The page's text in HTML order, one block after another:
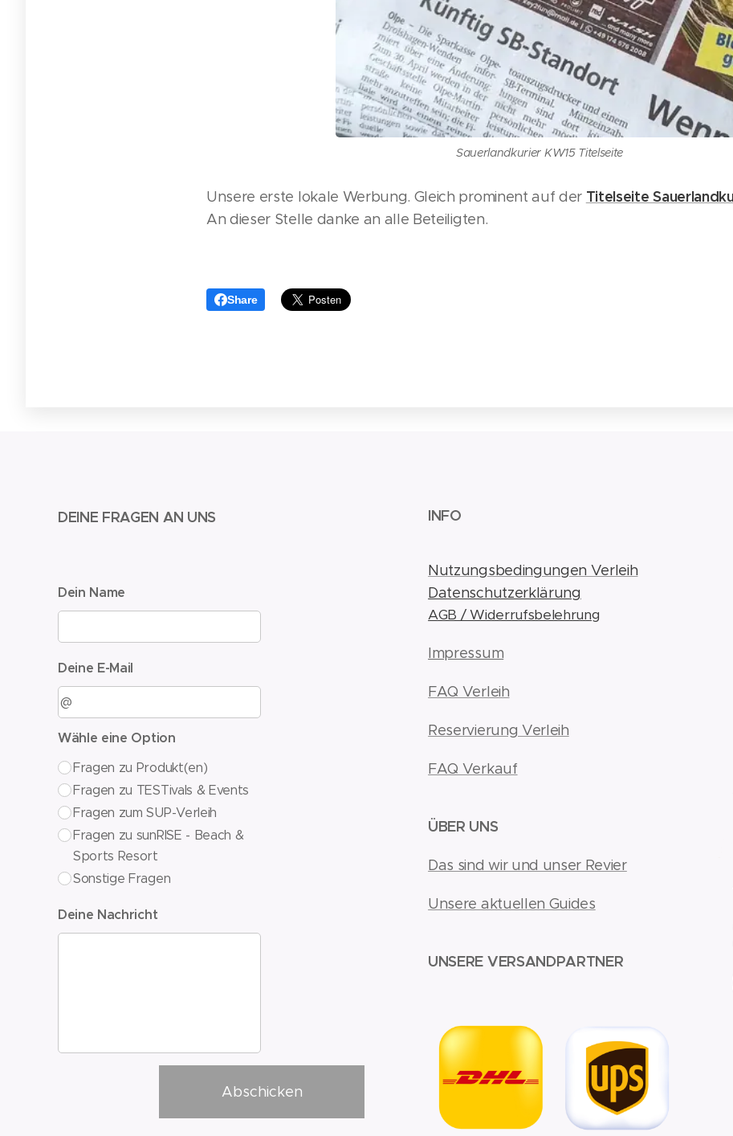
Sauerlandkurier KW15 Titelseite
Unsere erste lokale Werbung. Gleich prominent auf der Titelseite
An dieser Stelle danke an alle Beteiligten.
Share
DEINE FRAGEN AN UNS
Dein Name
Deine E-Mail
Wähle eine Option
Fragen zu Produkt(en)
Fragen zu TESTivals & Events
Fragen zum SUP-Verleih
Fragen zu sunRISE - Beach &
Sports Resort
Sonstige Fragen
Deine Nachricht
Abschicken
INFO
Nutzungsbedingungen Verleih
Datenschutzerklärung
AGB / Widerrufsbelehrung
Impressum
FAQ Verleih
Reservierung Verleih
FAQ Verkauf
ÜBER UNS
Das sind wir und unser Revier
Unsere aktuellen Guides
UNSERE VERSANDPARTNER